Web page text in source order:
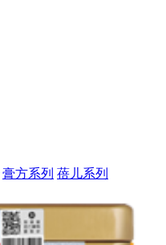
膏方系列 蓓儿系列